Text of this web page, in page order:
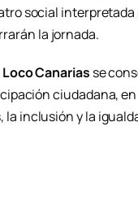
social
la jornada.
Canarias se
ciudadana,
la inclusión y la